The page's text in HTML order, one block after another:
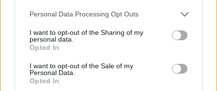
Personal Data Processing Opt Outs
I want to opt-out of the Sharing of my
personal data.
Opted In
I want to opt-out of the Sale of my
Personal Data.
Opted In
Infortunato 0 - 0%
Inutilizzato